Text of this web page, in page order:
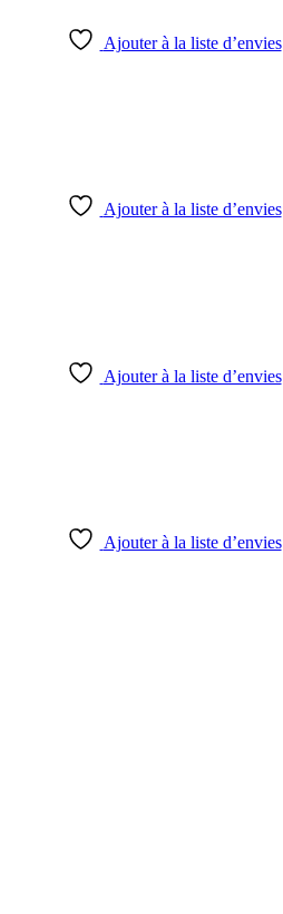
Ajouter à la liste d’envies
Ajouter à la liste d’envies
Ajouter à la liste d’envies
Ajouter à la liste d’envies